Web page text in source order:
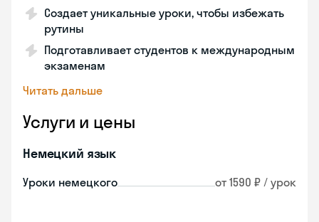
Создает уникальные уроки, чтобы избежать
рутины
Подготавливает студентов к международным
экзаменам
Читать дальше
Услуги и цены
Немецкий язык
Уроки немецкого от 1590 ₽ / урок